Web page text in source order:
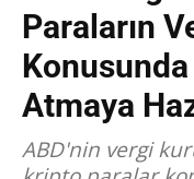
Paraların
Atmaya
ABD'nin vergi